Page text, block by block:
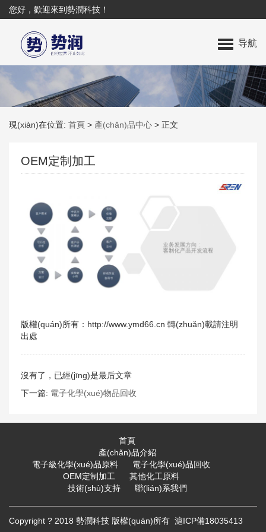
您好，歡迎來到勢潤科技！
导航
現(xiàn)在位置: 首頁 > 產(chǎn)品中心 > 正文
OEM定制加工
版權(quán)所有：http://www.ymd66.cn 轉(zhuǎn)載請注明
出處
沒有了，已經(jīng)是最后文章
下一篇: 電子化學(xué)物品回收
首頁
產(chǎn)品介紹
電子級化學(xué)品原料
電子化學(xué)品回收
OEM定制加工
其他化工原料
技術(shù)支持
聯(lián)系我們
Copyright ? 2018 勢潤科技 版權(quán)所有 滬ICP備18035413